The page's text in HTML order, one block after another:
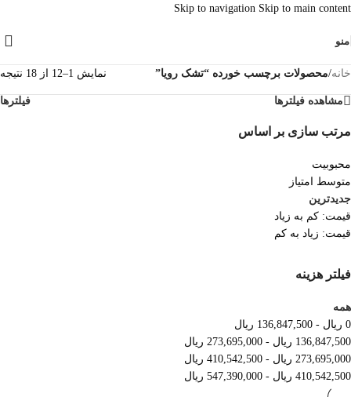
Skip to navigation Skip to main content
منو
خانه/محصولات برچسب خورده “تشک رویا” نمایش 1–12 از 18 نتیجه
مشاهده فیلترها فیلترها
مرتب سازی بر اساس
محبوبیت
متوسط امتیاز
جدیدترین
قیمت: کم به زیاد
قیمت: زیاد به کم
فیلتر هزینه
همه
0 ریال -
136,847,500 ریال
136,847,500 ریال -
273,695,000 ریال
273,695,000 ریال -
410,542,500 ریال
410,542,500 ریال -
547,390,000 ریال